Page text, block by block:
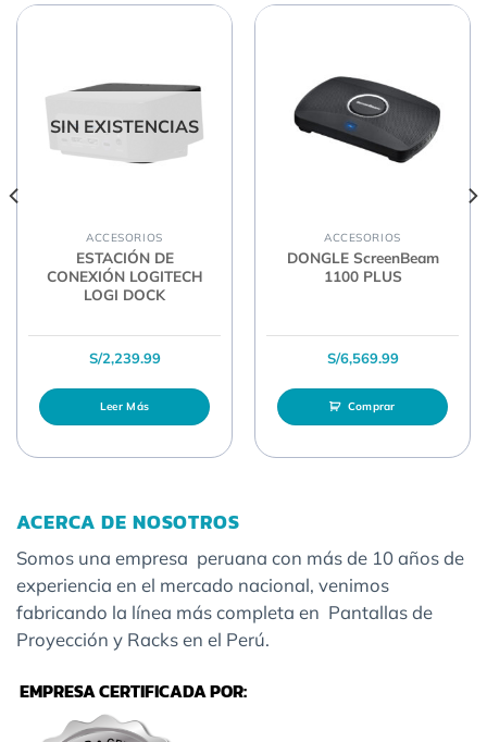
SIN EXISTENCIAS
ACCESORIOS
ESTACIÓN DE
CONEXIÓN LOGITECH
LOGI DOCK
S/2,239.99
Leer Más
ACCESORIOS
DONGLE ScreenBeam
1100 PLUS
S/6,569.99
Comprar
ACERCA DE NOSOTROS
Somos una empresa peruana con más de 10 años de
experiencia en el mercado nacional, venimos
fabricando la línea más completa en Pantallas de
Proyección y Racks en el Perú.
EMPRESA CERTIFICADA POR: